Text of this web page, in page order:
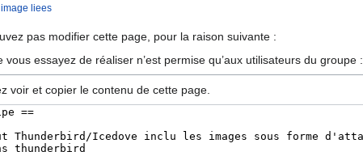
image liees
pas modifier cette page, pour la raison suivante :
vous essayez de réaliser n’est permise qu’aux utilisateurs du groupe :
voir et copier le contenu de cette page.